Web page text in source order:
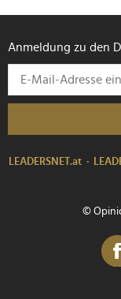
Anmeldung zu den
LEADERSNET.at
©